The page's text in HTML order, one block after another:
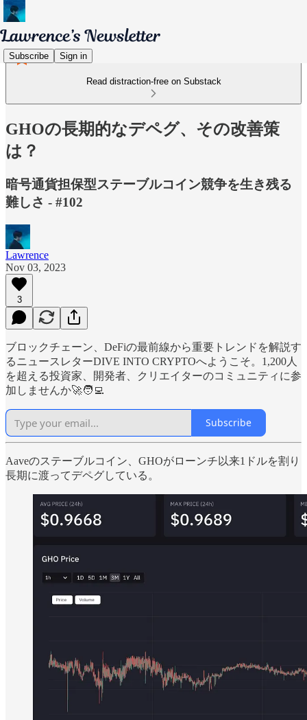
Subscribe Sign in
Read distraction-free on Substack
GHOの長期的なデペグ、その改善策
は？
暗号通貨担保型ステーブルコイン競争を生き残る
難しさ - #102
Lawrence
Nov 03, 2023
3
ブロックチェーン、DeFiの最前線から重要トレンドを解説す
るニュースレターDIVE INTO CRYPTOへようこそ。1,200人
を超える投資家、開発者、クリエイターのコミュニティに参
加しませんか🚀🧑‍💻
Subscribe
Aaveのステーブルコイン、GHOがローンチ以来1ドルを割り
長期に渡ってデペグしている。